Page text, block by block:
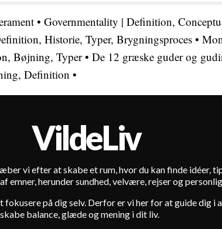
• Governmentality | Definition,
Historie, Typer, Brygningsproces •
Bøjning, Typer• De 12 græske guder og
Definition •
VildeLiv
vi efter at skabe et rum, hvor du kan finde idéer,
herunder sundhed, velvære, rejser og
på dig selv. Derfor er vi her for at guide dig
balance, glæde og mening i dit liv.